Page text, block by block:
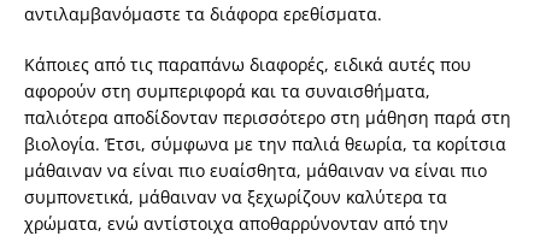
αντιλαμβανόμαστε τα διάφορα ερεθίσματα.
Κάποιες από τις παραπάνω διαφορές, ειδικά αυτές που
αφορούν στη συμπεριφορά και τα συναισθήματα,
παλιότερα αποδίδονταν περισσότερο στη μάθηση παρά στη
βιολογία. Έτσι, σύμφωνα με την παλιά θεωρία, τα κορίτσια
μάθαιναν να είναι πιο ευαίσθητα, μάθαιναν να είναι πιο
συμπονετικά, μάθαιναν να ξεχωρίζουν καλύτερα τα
χρώματα, ενώ αντίστοιχα αποθαρρύνονταν από την